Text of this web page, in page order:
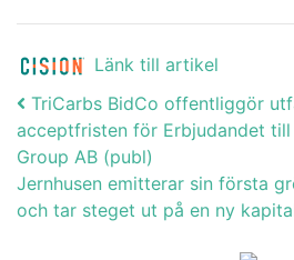
Länk till artikel
Post navigation
TriCarbs BidCo offentliggör
acceptfristen för Erbjudandet
Group AB (publ)
Jernhusen emitterar sin första
och tar steget ut på en ny